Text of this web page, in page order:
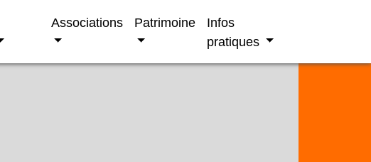
Associations Patrimoine
Infos
pratiques